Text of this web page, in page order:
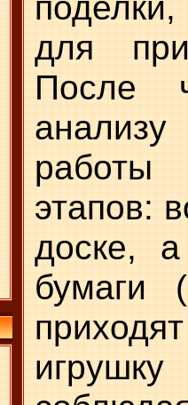
для
После
анализу
работы
этапов:
доске,
бумаги